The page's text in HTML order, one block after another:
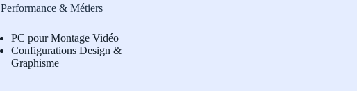
Performance & Métiers
PC pour Montage Vidéo
Configurations Design &
Graphisme